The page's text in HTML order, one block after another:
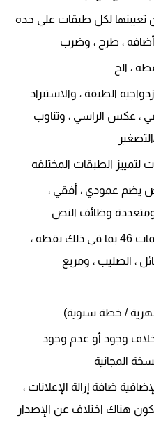
تعيينها لكل طبقات علي حده
أضافه ، طرح ، وضرب
، الخ
الطبقة ، والاستيراد
، عكس الراسي ، وتناوب
لتمييز الطبقات المختلفه
يضم عمودي ، أفقي ،
ومتعددة وظائف النص
ميزه نغمه الشاشة مع نغمات 46 بما في ذلك نقطه ،
، الصليب ، ومربع
/ خطة سنوية)
وجود أو عدم وجود
المجانية
ضافة إزالة الإعلانات ،
هناك اختلاف عن الإصدار